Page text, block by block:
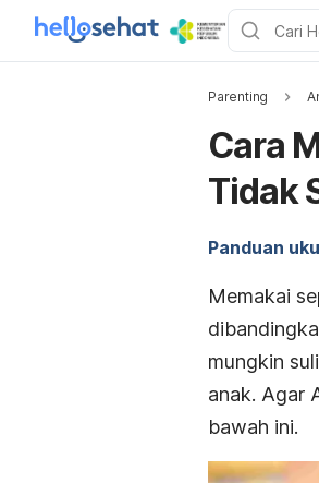
Parenting
Cara
Tidak
Panduan
Memakai
mungkin
anak. Agar
bawah ini.